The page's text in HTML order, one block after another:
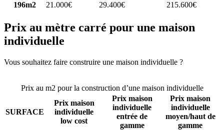
196m2
21.000€ 29.400€ 215.600€
Prix au mètre carré pour une maison
individuelle
Vous souhaitez faire construire une maison individuelle ?
Prix au m2 pour la construction d’une maison individuelle
SURFACE
Prix maison
individuelle
low cost
Prix maison
individuelle
entrée de
gamme
Prix maison
individuelle
moyen/haut de
gamme